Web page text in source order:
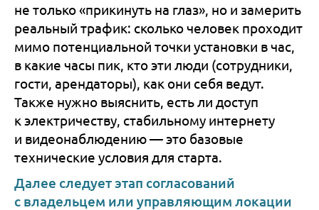
не только «прикинуть на глаз», но и замерить
реальный трафик: сколько человек проходит
мимо потенциальной точки установки в час,
в какие часы пик, кто эти люди (сотрудники,
гости, арендаторы), как они себя ведут.
Также нужно выяснить, есть ли доступ
к электричеству, стабильному интернету
и видеонаблюдению — это базовые
технические условия для старта.
Далее следует этап согласований
с владельцем или управляющим локации